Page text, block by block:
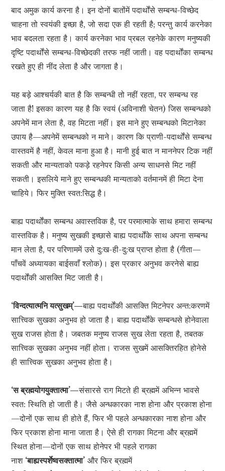
बाद अमुक कार्य करना है। इन दोनों बातोंमें पदार्थोंसे सम्बन्ध-विच्छेद
चाहना तो स्वयंकी इच्छा है, जो सदा एक ही रहती है; परन्तु कार्य करनेका
भाव बदलता रहता है। कार्य करनेका भाव प्रबल रहनेके कारण मनुष्यकी
दृष्टि पदार्थोंसे सम्बन्ध-विच्छेदकी तरफ नहीं जाती। वह पदार्थोंका सम्बन्ध
रखते हुए ही नींद लेता है और जागता है।
यह बड़े आश्चर्यकी बात है कि सम्बन्धी तो नहीं रहता, पर सम्बन्ध रह
जाता है! इसका कारण यह है कि स्वयं (अविनाशी चेतन) जिस सम्बन्धको
अपनेमें मान लेता है, वह मिटता नहीं। इस माने हुए सम्बन्धको मिटानेका
उपाय है—अपनेमें सम्बन्धको न माने। कारण कि प्राणी-पदार्थोंसे सम्बन्ध
वास्तवमें है नहीं, केवल माना हुआ है। मानी हुई बात न माननेपर टिक नहीं
सकती और मान्यताको पकड़े रहनेपर किसी अन्य साधनसे मिट नहीं
सकती। इसलिये माने हुए सम्बन्धकी मान्यताको वर्तमानमें ही मिटा देना
चाहिये। फिर मुक्ति स्वत:सिद्ध है।
बाह्य पदार्थोंका सम्बन्ध अवास्तविक है, पर परमात्माके साथ हमारा सम्बन्ध
वास्तविक है। मनुष्य सुखकी इच्छासे बाह्य पदार्थोंके साथ अपना सम्बन्ध
मान लेता है, पर परिणाममें उसे दु:ख-ही-दु:ख प्राप्त होता है (गीता—
पाँचवें अध्यायका बाईसवाँ श्लोक)। इस प्रकार अनुभव करनेसे बाह्य
पदार्थोंकी आसक्ति मिट जाती है।
‘विन्दत्यात्मनि यत्सुखम्’—बाह्य पदार्थोंकी आसक्ति मिटनेपर अन्त:करणमें
सात्त्विक सुखका अनुभव हो जाता है। बाह्य पदार्थोंके सम्बन्धसे होनेवाला
सुख राजस होता है। जबतक मनुष्य राजस सुख लेता रहता है, तबतक
सात्त्विक सुखका अनुभव नहीं होता। राजस सुखमें आसक्तिरहित होनेसे
ही सात्त्विक सुखका अनुभव होता है।
‘स ब्रह्मयोगयुक्तात्मा’—संसारसे राग मिटते ही ब्रह्ममें अभिन्न भावसे
स्वत: स्थिति हो जाती है। जैसे अन्धकारका नाश होना और प्रकाश होना
—दोनों एक साथ ही होते हैं, फिर भी पहले अन्धकारका नाश होना और
फिर प्रकाश होना माना जाता है। ऐसे ही रागका मिटना और ब्रह्ममें
स्थित होना—दोनों एक साथ होनेपर भी पहले रागका
नाश ‘बाह्यस्पर्शेष्वसक्तात्मा’ और फिर ब्रह्ममें